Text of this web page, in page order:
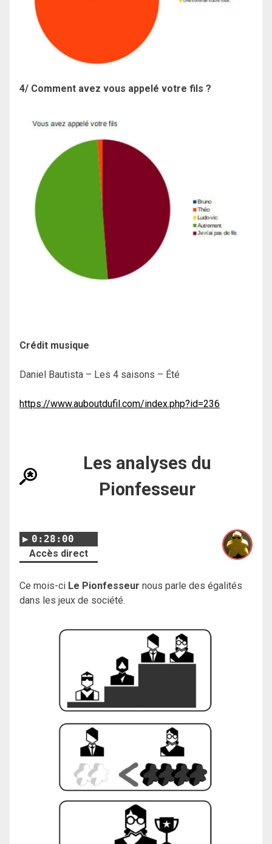
4/ Comment avez vous appelé votre fils ?
Crédit musique
Daniel Bautista – Les 4 saisons – Été
https://www.auboutdufil.com/index.php?id=236
Les analyses du
Pionfesseur
0:28:00
Accès direct
Ce mois-ci Le Pionfesseur nous parle des égalités
dans les jeux de société.